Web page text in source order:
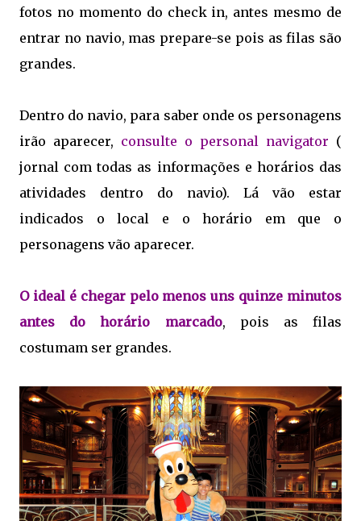
fotos no momento do check in, antes mesmo de
entrar no navio, mas prepare-se pois as filas são
grandes.
Dentro do navio, para saber onde os personagens
irão aparecer, consulte o personal navigator (
jornal com todas as informações e horários das
atividades dentro do navio). Lá vão estar
indicados o local e o horário em que o
personagens vão aparecer.
O ideal é chegar pelo menos uns quinze minutos
antes do horário marcado, pois as filas
costumam ser grandes.